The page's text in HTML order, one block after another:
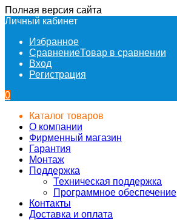
Полная версия сайта
Личный кабинет
Избранное
СравнениеТовар в сравнении
Вход
Регистрация
0
Каталог товаров
О компании
Фирменный магазин
Гарантия
Монтаж
Поддержка
Техническая поддержка
Программное обеспечение
Контакты
Доставка и оплата